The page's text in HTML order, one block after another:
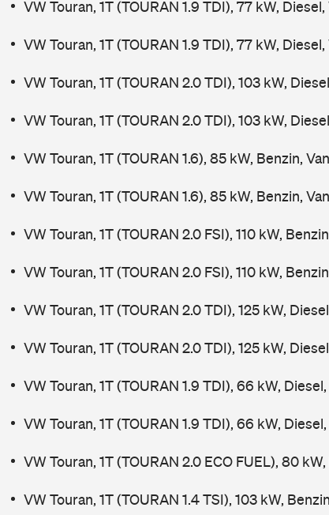
VW Touran, 1T (TOURAN 1.9 TDI), 77 kW,
VW Touran, 1T (TOURAN 1.9 TDI), 77 kW,
VW Touran, 1T (TOURAN 2.0 TDI), 103 kW,
VW Touran, 1T (TOURAN 2.0 TDI), 103 kW,
VW Touran, 1T (TOURAN 1.6), 85 kW, Benzin,
VW Touran, 1T (TOURAN 1.6), 85 kW, Benzin,
VW Touran, 1T (TOURAN 2.0 FSI), 110 kW,
VW Touran, 1T (TOURAN 2.0 FSI), 110 kW,
VW Touran, 1T (TOURAN 2.0 TDI), 125 kW,
VW Touran, 1T (TOURAN 2.0 TDI), 125 kW,
VW Touran, 1T (TOURAN 1.9 TDI), 66 kW,
VW Touran, 1T (TOURAN 1.9 TDI), 66 kW,
VW Touran, 1T (TOURAN 2.0 ECO FUEL), 80
VW Touran, 1T (TOURAN 1.4 TSI), 103 kW,